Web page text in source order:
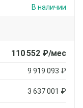
В наличии
110 552₽/мес
9 919 093 ₽
3 637 001 ₽